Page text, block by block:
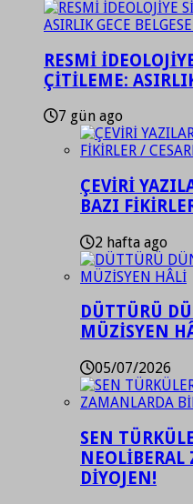
RESMİ
ÇİTİLEME:
7 gün ago
ÇEVİRİ
BAZI
2 hafta ago
DÜTTÜRÜ
MÜZİSYEN
05/07/2026
SEN
DİYOJEN!